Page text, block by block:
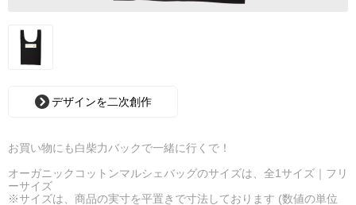
デザインを二次創作
お買い物にも白柴力バックで一緒に行くで！
オーガニックコットンマルシェバッグのサイズは、全1サイズ｜フリ
ーサイズ
※サイズは、商品の実寸を平置きで寸法しております (数値の単位